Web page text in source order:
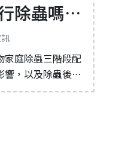
除蟲嗎？
三階段
家庭除蟲三階段配
響，以及除蟲後環